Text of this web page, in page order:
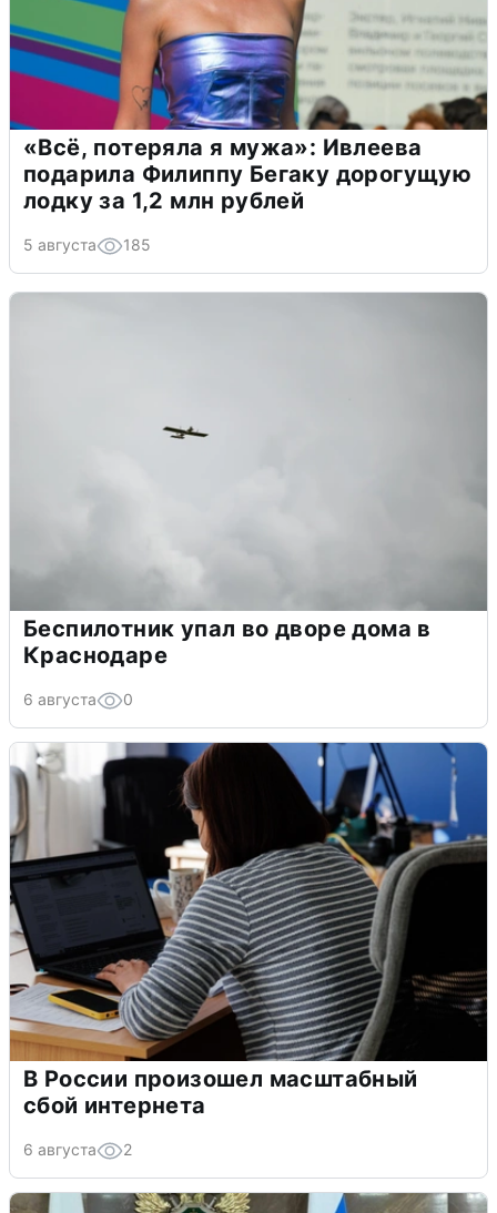
«Всё, потеряла я мужа»: Ивлеева
подарила Филиппу Бегаку дорогущую
лодку за 1,2 млн рублей
5 августа 185
Беспилотник упал во дворе дома в
Краснодаре
6 августа 0
В России произошел масштабный
сбой интернета
6 августа 2